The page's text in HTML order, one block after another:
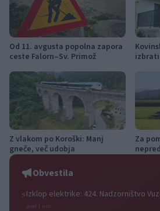
Od 11. avgusta popolna zapora
ceste Falorn–Sv. Primož
Z vlakom po Koroški: Manj
gneče, več udobja
Za
Obvestila
⚡Izklop elektrike: 424. Nadzorništvo
pred 1 uro